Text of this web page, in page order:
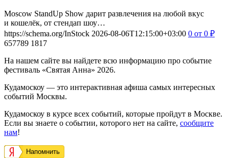
Moscow StandUp Show дарит развлечения на любой вкус
и кошелёк, от стендап шоу…
https://schema.org/InStock 2026-08-06T12:15:00+03:00 0 от 0 ₽
657789 1817
На нашем сайте вы найдете всю информацию про событие
фестиваль «Святая Анна» 2026.
Кудамоскоу — это интерактивная афиша самых интересных
событий Москвы.
Кудамоскоу в курсе всех событий, которые пройдут в Москве.
Если вы знаете о событии, которого нет на сайте, сообщите
нам!
Напомнить